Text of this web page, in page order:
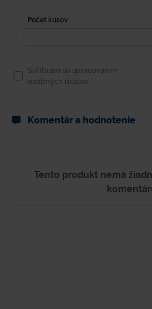
Počet kusov
Súhlasím so spracovaním
osobných údajov.
Komentár a hodnotenie
Tento produkt nemá